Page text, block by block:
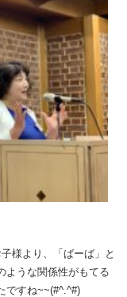
様より、「ばーば」と
ような関係性がもてる
ですね~~(#^.^#)